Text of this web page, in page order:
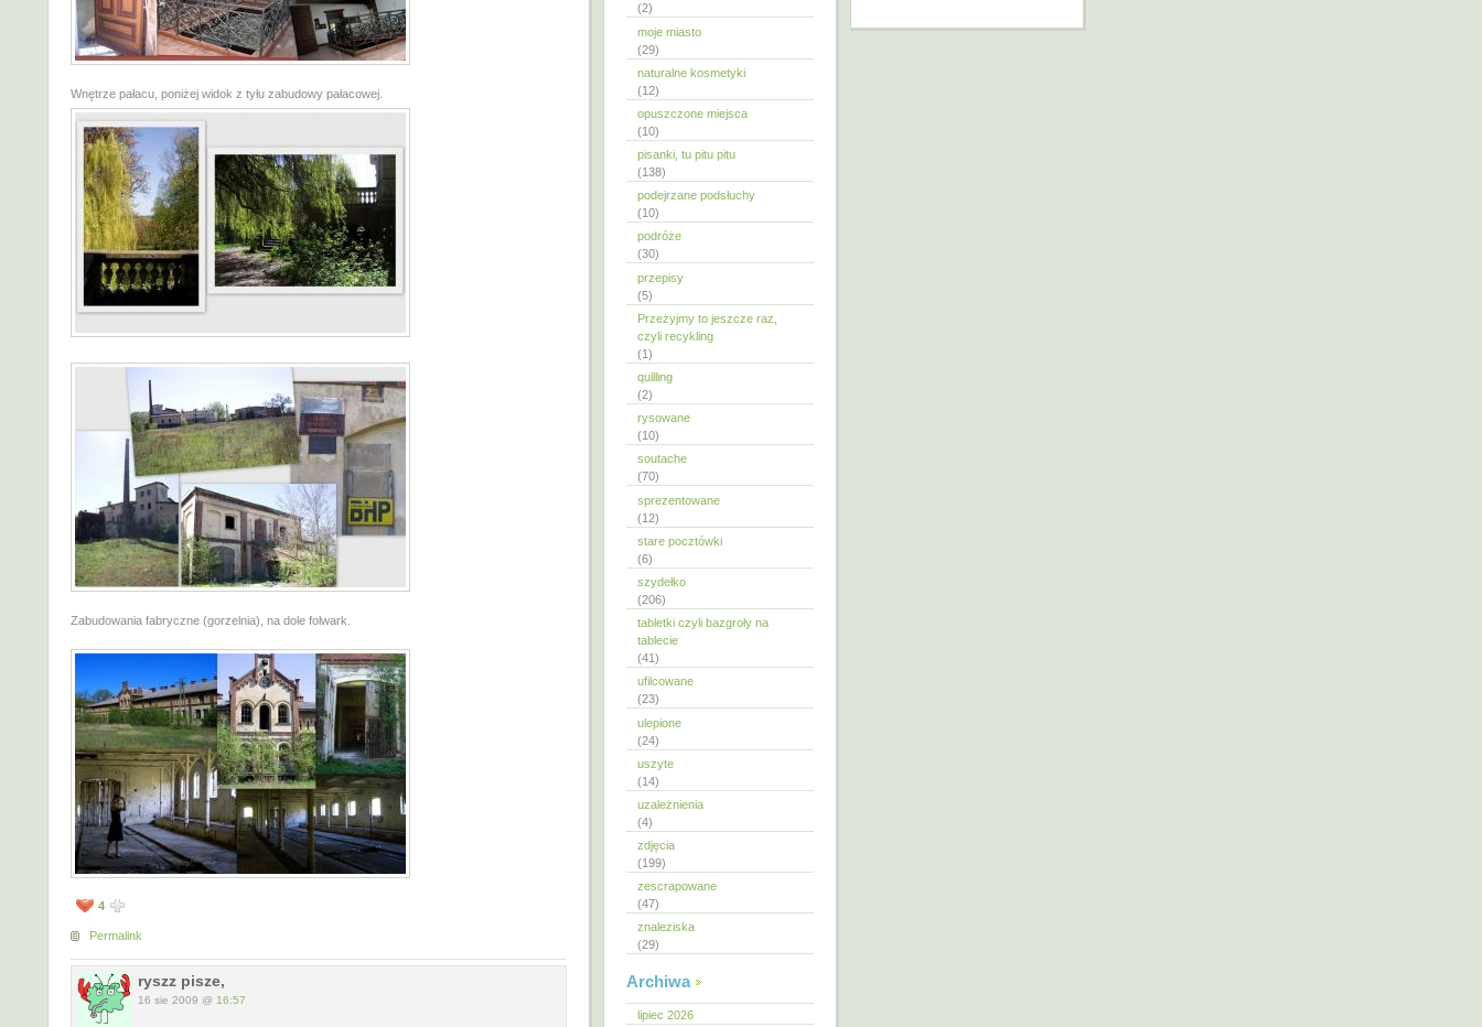
Wnętrze pałacu, poniżej widok z tyłu zabudowy pałacowej.
Zabudowania fabryczne (gorzelnia), na dole folwark.
4
Permalink
ryszz pisze,
16 sie 2009 @ 16:57
(2)
moje miasto
(29)
naturalne kosmetyki
(12)
opuszczone miejsca
(10)
pisanki, tu pitu pitu
(138)
podejrzane podsłuchy
(10)
podróże
(30)
przepisy
(5)
Przeżyjmy to jeszcze raz,
czyli recykling
(1)
quilling
(2)
rysowane
(10)
soutache
(70)
sprezentowane
(12)
stare pocztówki
(6)
szydełko
(206)
tabletki czyli bazgroły na
tablecie
(41)
ufilcowane
(23)
ulepione
(24)
uszyte
(14)
uzależnienia
(4)
zdjęcia
(199)
zescrapowane
(47)
znaleziska
(29)
Archiwa
lipiec 2026